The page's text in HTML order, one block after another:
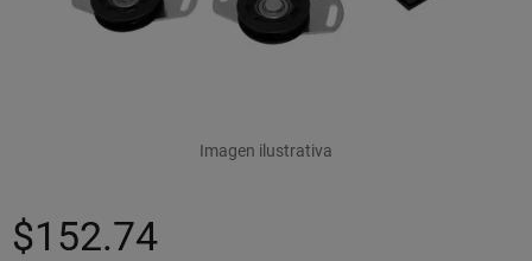
Imagen ilustrativa
$152.74